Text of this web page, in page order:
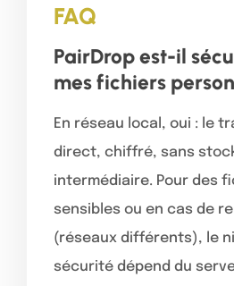
FAQ
PairDrop est-il
mes fichiers
En réseau local, oui : le
direct, chiffré, sans
intermédiaire. Pour des
sensibles ou en cas de
(réseaux différents), le
sécurité dépend du